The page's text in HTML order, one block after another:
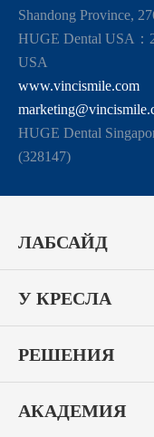
Shandong Province,
HUGE Dental USA：
USA
www.vincismile.com
HUGE Dental
(328147)
ЛАБСАЙД
У КРЕСЛА
РЕШЕНИЯ
АКАДЕМИЯ